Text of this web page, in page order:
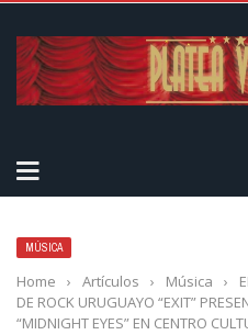
MÚSICA
Home › Artículos › Música ›
DE ROCK URUGUAYO “EXIT”
“MIDNIGHT EYES” EN CENTRO